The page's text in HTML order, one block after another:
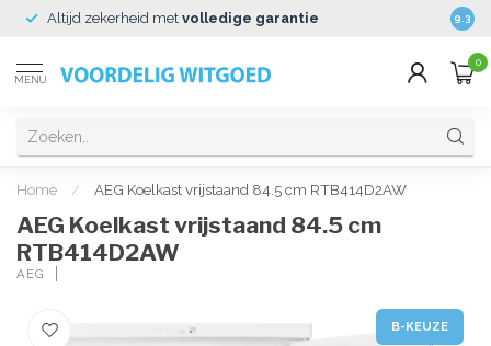
Altijd zekerheid met volledige garantie 9.3
MENU
0
Home / AEG Koelkast vrijstaand 84.5 cm RTB414D2AW
AEG Koelkast vrijstaand 84.5 cm
RTB414D2AW
AEG
B-KEUZE